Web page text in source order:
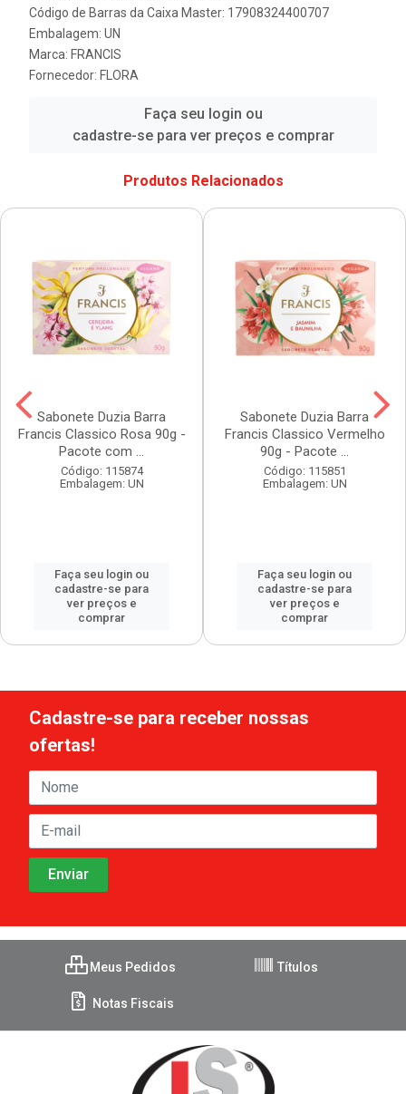
Código de Barras da Caixa Master: 17908324400707
Embalagem: UN
Marca: FRANCIS
Fornecedor: FLORA
Faça seu login ou
cadastre-se para ver preços e comprar
Produtos Relacionados
Sabonete Duzia Barra
Francis Classico Rosa 90g -
Pacote com ...
Código: 115874
Embalagem: UN
Faça seu login ou
cadastre-se para
ver preços e
comprar
Sabonete Duzia Barra
Francis Classico Vermelho
90g - Pacote ...
Código: 115851
Embalagem: UN
Faça seu login ou
cadastre-se para
ver preços e
comprar
Cadastre-se para receber nossas
ofertas!
Meus Pedidos Títulos
Notas Fiscais